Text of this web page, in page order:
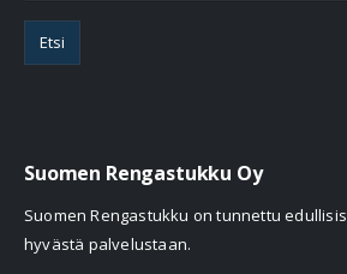
Etsi
Suomen Rengastukku Oy
Suomen Rengastukku on tunnettu
hyvästä palvelustaan.